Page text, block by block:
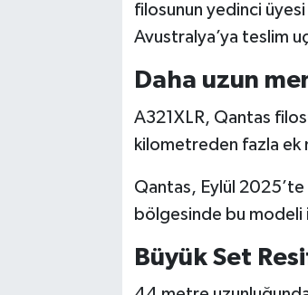
filosunun yedinci
Avustralya’ya teslim
Daha uzun
A321XLR, Qantas
kilometreden fazla ek
Qantas, Eylül 2025’te
bölgesinde bu modeli
Büyük Set